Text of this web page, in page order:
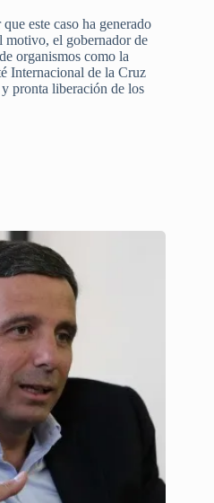
este caso ha generado
motivo, el gobernador de
organismos como la
Internacional de la Cruz
pronta liberación de los